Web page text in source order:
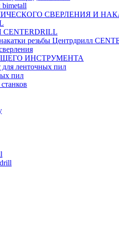
СВЕРЛЕНИЯ И
резьбы Центрдрилл
ИНСТРУМЕНТА
ленточных пил
пил